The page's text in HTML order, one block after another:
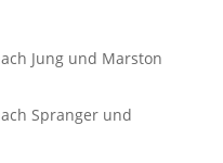
Jung und Marston
Spranger und